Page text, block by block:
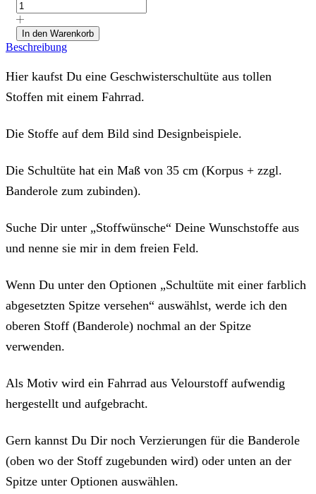
Stoff
"Fahrrad"
in
Deinen
Menge
In den Warenkorb
Beschreibung
Hier kaufst Du eine Geschwisterschultüte aus tollen
Stoffen mit einem Fahrrad.
Die Stoffe auf dem Bild sind Designbeispiele.
Die Schultüte hat ein Maß von 35 cm (Korpus + zzgl.
Banderole zum zubinden).
Suche Dir unter „Stoffwünsche“ Deine Wunschstoffe aus
und nenne sie mir in dem freien Feld.
Wenn Du unter den Optionen „Schultüte mit einer farblich
abgesetzten Spitze versehen“ auswählst, werde ich den
oberen Stoff (Banderole) nochmal an der Spitze
verwenden.
Als Motiv wird ein Fahrrad aus Velourstoff aufwendig
hergestellt und aufgebracht.
Gern kannst Du Dir noch Verzierungen für die Banderole
(oben wo der Stoff zugebunden wird) oder unten an der
Spitze unter Optionen auswählen.